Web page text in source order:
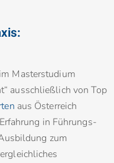
Masterstudium
ausschließlich von Top
aus Österreich
in Führungs­
zum